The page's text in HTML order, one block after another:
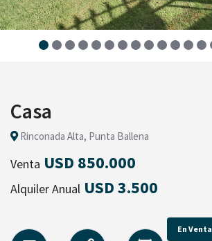
Casa
Rinconada Alta, Punta Ballena
Venta USD 850.000
Alquiler Anual USD 3.500
En Venta